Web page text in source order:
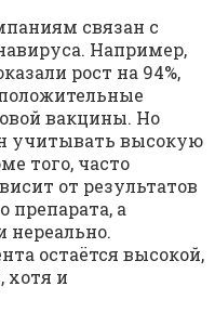
связан с
Например,
рост на 94%,
вакцины. Но
учитывать высокую
того, часто
от результатов
препарата, а
нереально.
остаётся высокой,
хотя и